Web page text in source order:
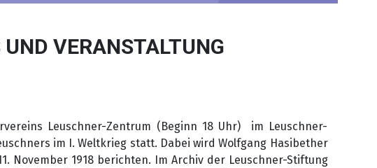
VERANSTALTUNG
Leuschner-Zentrum (Beginn 18 Uhr) im Leuschner-
im I. Weltkrieg statt. Dabei wird Wolfgang Hasibether
November 1918 berichten. Im Archiv der Leuschner-Stiftung